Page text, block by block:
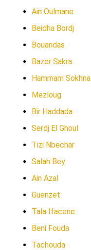
Ain Oulmane
Beidha Bordj
Bouandas
Bazer Sakra
Hammam Sokhna
Mezloug
Bir Haddada
Serdj El Ghoul
Tizi Nbechar
Salah Bey
Ain Azal
Guenzet
Tala Ifacene
Beni Fouda
Tachouda